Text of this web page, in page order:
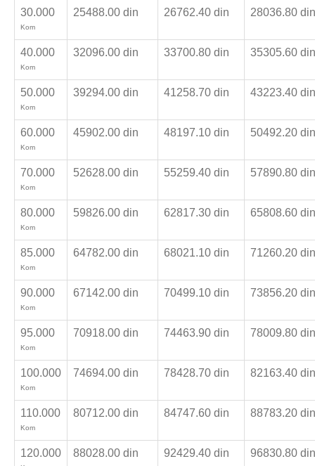
30.000
Kom
25488.00 din 26762.40 din 28036.80 din
40.000
Kom
32096.00 din 33700.80 din 35305.60 din
50.000
Kom
39294.00 din 41258.70 din 43223.40 din
60.000
Kom
45902.00 din 48197.10 din 50492.20 din
70.000
Kom
52628.00 din 55259.40 din 57890.80 din
80.000
Kom
59826.00 din 62817.30 din 65808.60 din
85.000
Kom
64782.00 din 68021.10 din 71260.20 din
90.000
Kom
67142.00 din 70499.10 din 73856.20 din
95.000
Kom
70918.00 din 74463.90 din 78009.80 din
100.000
Kom
74694.00 din 78428.70 din 82163.40 din
110.000
Kom
80712.00 din 84747.60 din 88783.20 din
120.000 88028.00 din 92429.40 din 96830.80 din